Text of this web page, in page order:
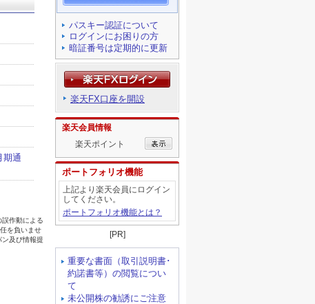
パスキー認証について
ログインにお困りの方
暗証番号は定期的に更新
楽天FX口座を開設
楽天会員情報
楽天ポイント
ポートフォリオ機能
上記より楽天会員にログイン
してください。
ポートフォリオ機能とは？
[PR]
重要な書面（取引説明書･
約諾書等）の閲覧につい
て
未公開株の勧誘にご注意